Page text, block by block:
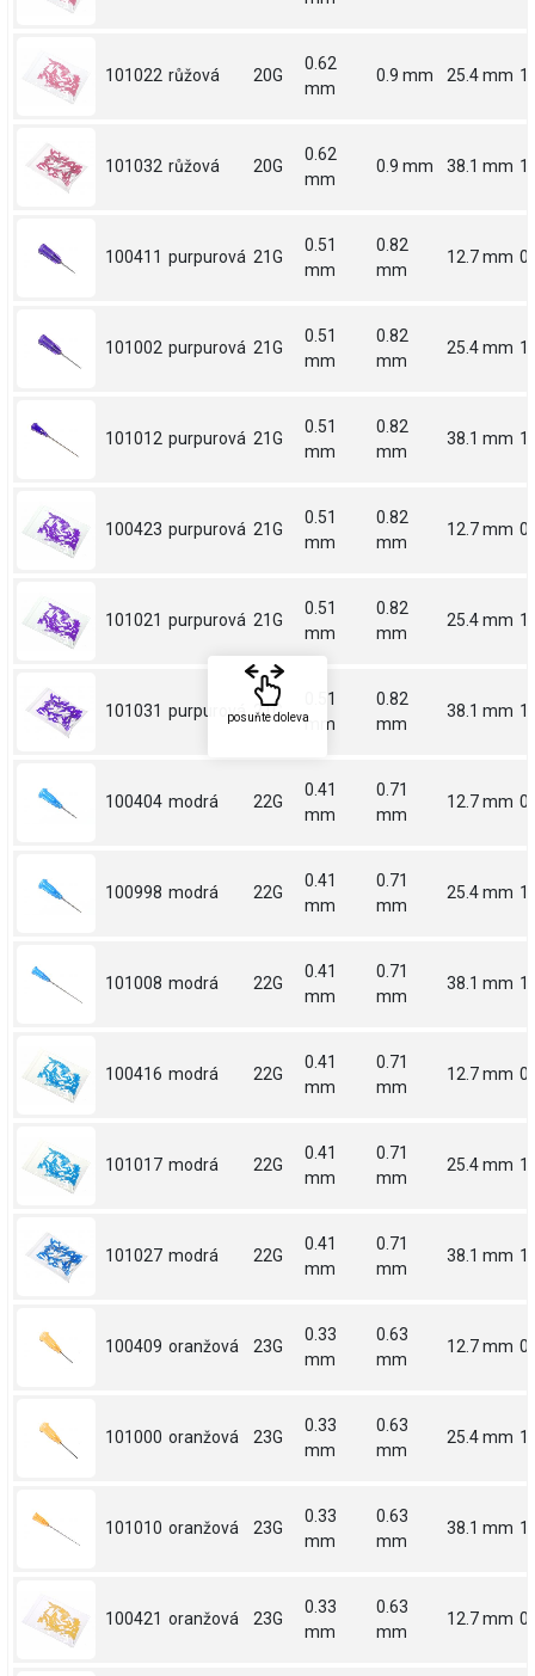
101022 růžová 20G
0.62
mm
0.9 mm 25.4 mm 1
101032 růžová 20G
0.62
mm
0.9 mm 38.1 mm
100411 purpurová 21G
0.51
mm
0.82
mm
12.7 mm
101002 purpurová 21G
0.51
mm
0.82
mm
25.4 mm 1
101012 purpurová 21G
0.51
mm
0.82
mm
38.1 mm
100423 purpurová 21G
0.51
mm
0.82
mm
12.7 mm
101021 purpurová 21G
0.51
mm
0.82
mm
25.4 mm 1
101031 purpurová 21G
0.51
mm
0.82
mm
38.1 mm
100404 modrá 22G
0.41
mm
0.71
mm
12.7 mm
100998 modrá 22G
0.41
mm
0.71
mm
25.4 mm 1
101008 modrá 22G
0.41
mm
0.71
mm
38.1 mm
100416 modrá 22G
0.41
mm
0.71
mm
12.7 mm
101017 modrá 22G
0.41
mm
0.71
mm
25.4 mm 1
101027 modrá 22G
0.41
mm
0.71
mm
38.1 mm
100409 oranžová 23G
0.33
mm
0.63
mm
12.7 mm
101000 oranžová 23G
0.33
mm
0.63
mm
25.4 mm 1
101010 oranžová 23G
0.33
mm
0.63
mm
38.1 mm
100421 oranžová 23G
0.33
mm
0.63
mm
12.7 mm
posuňte doleva